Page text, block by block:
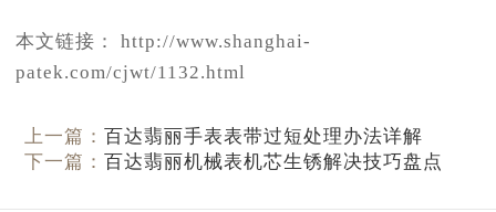
本文链接： http://www.shanghai-
patek.com/cjwt/1132.html
上一篇：百达翡丽手表表带过短处理办法详解
下一篇：百达翡丽机械表机芯生锈解决技巧盘点